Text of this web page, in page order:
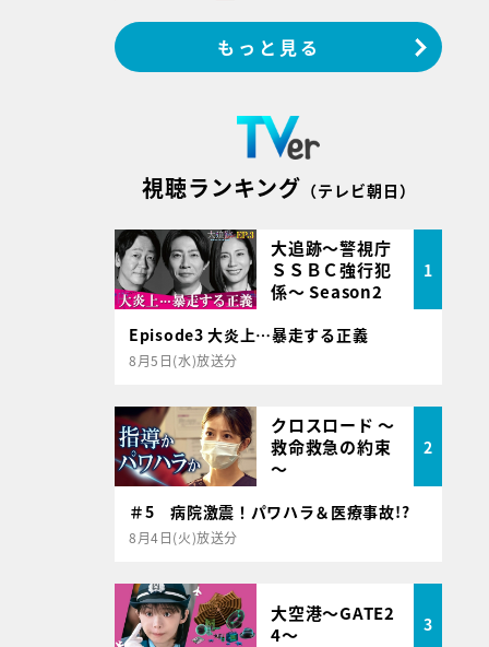
もっと見る
視聴ランキング （テレビ朝日）
大追跡～警視庁
ＳＳＢＣ強行犯
係～ Season2
1
Episode3 大炎上…暴走する正義
8月5日(水)放送分
クロスロード ～
救命救急の約束
～
2
＃5 病院激震！パワハラ＆医療事故!?
8月4日(火)放送分
大空港～GATE2
4～
3